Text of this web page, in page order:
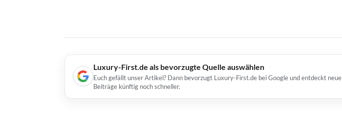
Luxury-First.de als bevorzugte Quelle auswählen
Euch gefällt unser Artikel? Dann bevorzugt Luxury-First.de bei Google und entdeckt neue
Beiträge künftig noch schneller.